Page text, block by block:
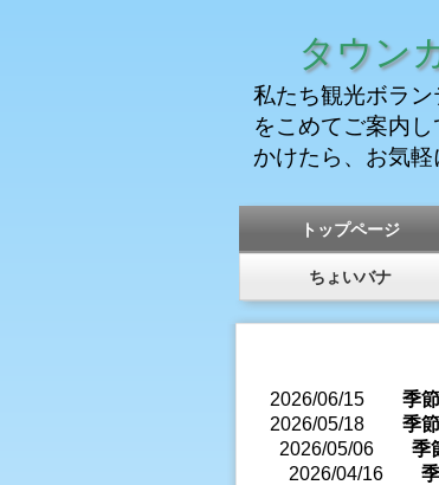
タウン
私たち観光ボラ
をこめてご案内
かけたら、お気軽
トップページ
ちょいバナ
2026/06/15 季
2026/05/18 季
2026/05/06
季
2026/04/16